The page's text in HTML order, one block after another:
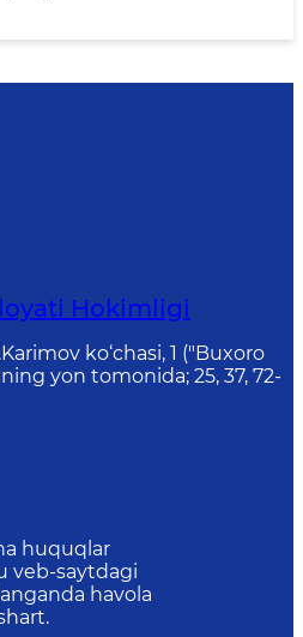
Hokimligi
ko‘chаsi, 1 ("Buxoro
yon tomonida; 25, 37, 72-
huquqlar
veb-saytdagi
havola